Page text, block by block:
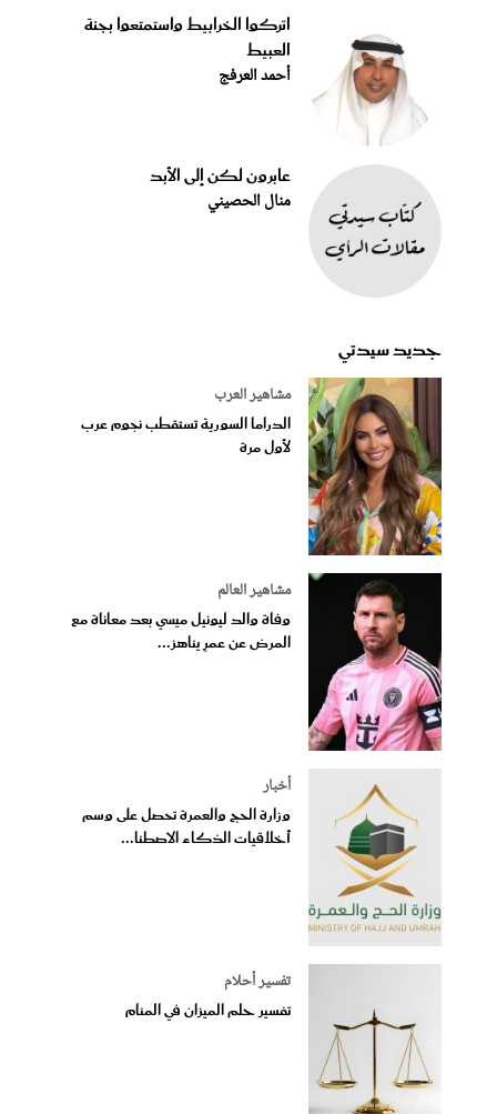
اتركوا الخرابيط واستمتعوا بجنة
العبيط
أحمد العرفج
عابرون لكن إلى الأبد
منال الحصيني
جديد سيدتي
مشاهير العرب
الدراما السورية تستقطب نجوم عرب
لأول مرة
مشاهير العالم
وفاة والد ليونيل ميسي بعد معاناة مع
المرض عن عمرٍ يناهز...
أخبار
وزارة الحج والعمرة تحصل على وسم
أخلاقيات الذكاء الاصطنا...
تفسير أحلام
تفسير حلم الميزان في المنام